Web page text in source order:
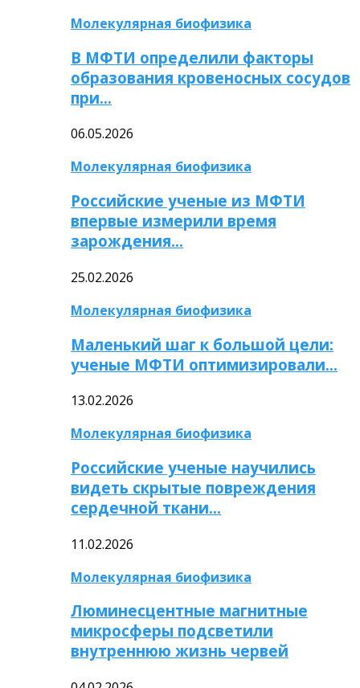
Молекулярная биофизика
В МФТИ определили факторы
образования кровеносных сосудов
при…
06.05.2026
Молекулярная биофизика
Российские ученые из МФТИ
впервые измерили время
зарождения…
25.02.2026
Молекулярная биофизика
Маленький шаг к большой цели:
ученые МФТИ оптимизировали…
13.02.2026
Молекулярная биофизика
Российские ученые научились
видеть скрытые повреждения
сердечной ткани…
11.02.2026
Молекулярная биофизика
Люминесцентные магнитные
микросферы подсветили
внутреннюю жизнь червей